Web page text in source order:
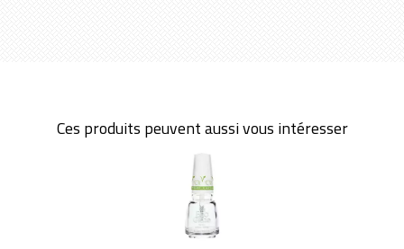
Ces produits peuvent aussi vous intéresser